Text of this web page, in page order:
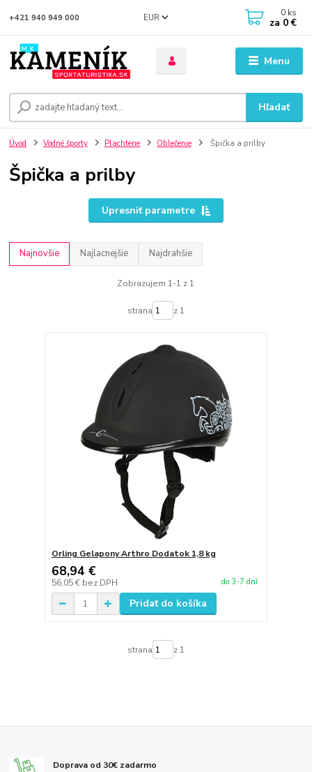
Menu
EUR
Hľadať
+421 940 949 000 0 ks
za 0 €
Úvod Vodné športy Plachtene Oblečenie Špička a prilby
Špička a prilby
Upresniť parametre
Najnovšie Najlacnejšie Najdrahšie
Zobrazujem 1-1 z 1
strana z 1
Orling Gelapony Arthro Dodatok 1,8 kg
68,94 €
56,05 € bez DPH do 3-7 dní
Pridať do košíka
strana z 1
Doprava od 30€ zadarmo